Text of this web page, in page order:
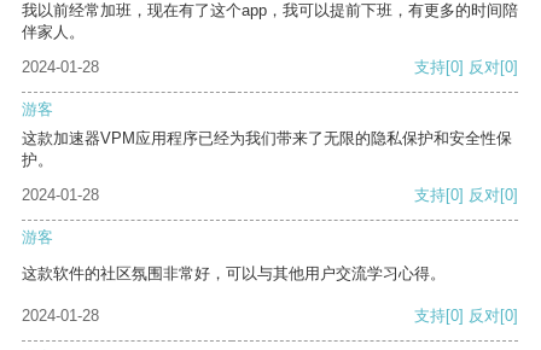
我以前经常加班，现在有了这个app，我可以提前下班，有更多的时间陪
伴家人。
2024-01-28
支持[0] 反对[0]
游客
这款加速器VPM应用程序已经为我们带来了无限的隐私保护和安全性保
护。
2024-01-28
支持[0] 反对[0]
游客
这款软件的社区氛围非常好，可以与其他用户交流学习心得。
2024-01-28 支持[0] 反对[0]